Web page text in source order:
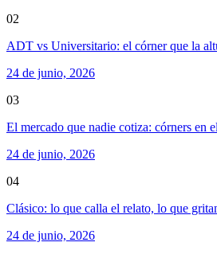
02
ADT vs Universitario: el córner que la
24 de junio, 2026
03
El mercado que nadie cotiza: córners en
24 de junio, 2026
04
Clásico: lo que calla el relato, lo que
24 de junio, 2026